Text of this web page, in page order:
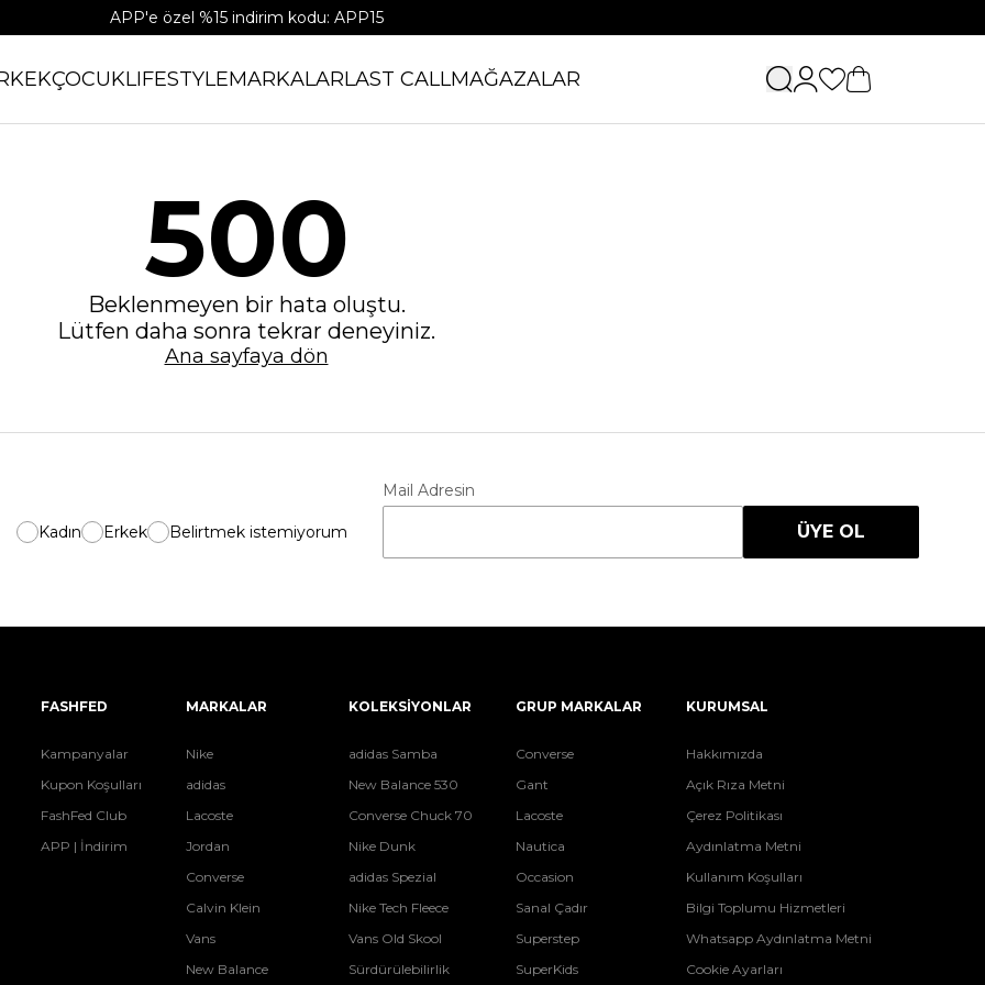
APP'e özel %15 indirim kodu: APP15
ÇOCUKLIFESTYLEMARKALARLAST CALLMAĞAZALAR
500
Beklenmeyen bir hata oluştu.
Lütfen daha sonra tekrar deneyiniz.
Ana sayfaya dön
Kadın Erkek Belirtmek istemiyorum
Mail Adresin
ÜYE OL
FASHFED
Kampanyalar
Kupon Koşulları
FashFed Club
APP | İndirim
MARKALAR
Nike
adidas
Lacoste
Jordan
Converse
Calvin Klein
Vans
New Balance
KOLEKSİYONLAR
adidas Samba
New Balance 530
Converse Chuck 70
Nike Dunk
adidas Spezial
Nike Tech Fleece
Vans Old Skool
Sürdürülebilirlik
GRUP MARKALAR
Converse
Gant
Lacoste
Nautica
Occasion
Sanal Çadır
Superstep
SuperKids
KURUMSAL
Hakkımızda
Açık Rıza Metni
Çerez Politikası
Aydınlatma Metni
Kullanım Koşulları
Bilgi Toplumu Hizmetleri
Whatsapp Aydınlatma Metni
Cookie Ayarları